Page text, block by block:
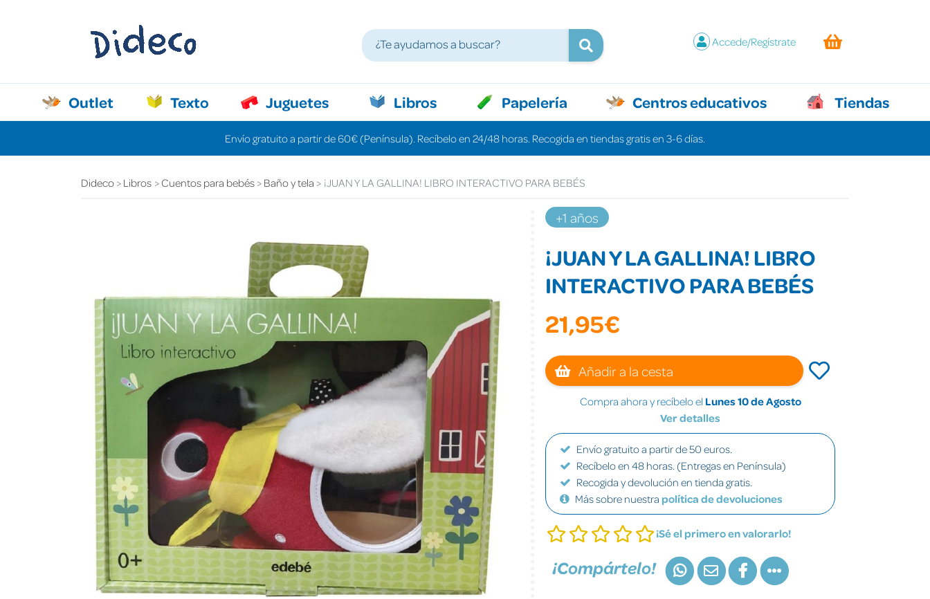
Accede/Regístrate
Outlet Texto Juguetes Libros Papelería Centros educativos Tiendas
Envío gratuito a partir de 60€ (Península). Recíbelo en 24/48 horas. Recogida en tiendas gratis en 3-6 días.
Dideco Libros Cuentos para bebés Baño y tela ¡JUAN Y LA GALLINA! LIBRO INTERACTIVO PARA BEBÉS
+1 años
¡JUAN Y LA GALLINA! LIBRO
INTERACTIVO PARA BEBÉS
21,95€
Añadir a la cesta
Compra ahora y recíbelo el Lunes 10 de Agosto
Ver detalles
Envío gratuito a partir de 50 euros.
Recíbelo en 48 horas. (Entregas en Península)
Recogida y devolución en tienda gratis.
Más sobre nuestra política de devoluciones
¡Sé el primero en valorarlo!
¡Compártelo!